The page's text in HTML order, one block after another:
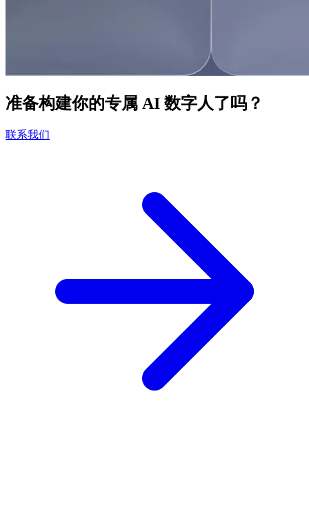
准备构建你的专属 AI 数字人了吗？
联系我们